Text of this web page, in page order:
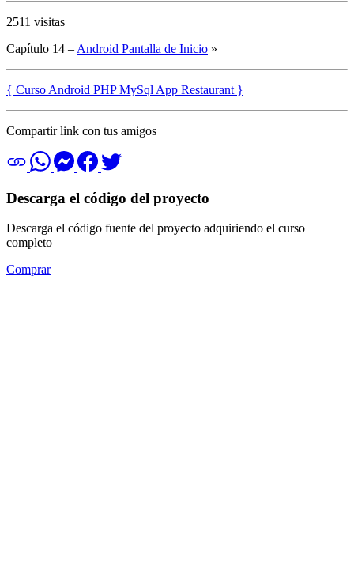
2511 visitas
Capítulo 14 – Android Pantalla de Inicio »
{ Curso Android PHP MySql App Restaurant }
Compartir link con tus amigos
Descarga el código del proyecto
Descarga el código fuente del proyecto adquiriendo el curso
completo
Comprar